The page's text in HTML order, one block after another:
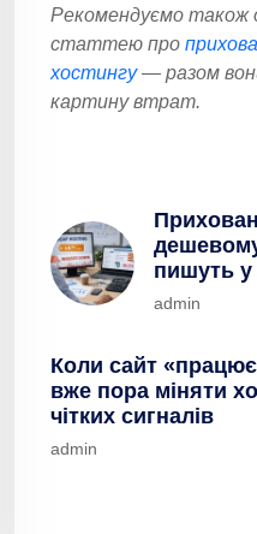
Рекомендуємо також
статтею про
хостингу— разом
картину втрат.
пишуть
admin
Коли сайт
вже пора міняти
чітких сигналів
admin